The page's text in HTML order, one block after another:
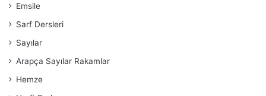
Emsile
Sarf Dersleri
Sayılar
Arapça Sayılar Rakamlar
Hemze